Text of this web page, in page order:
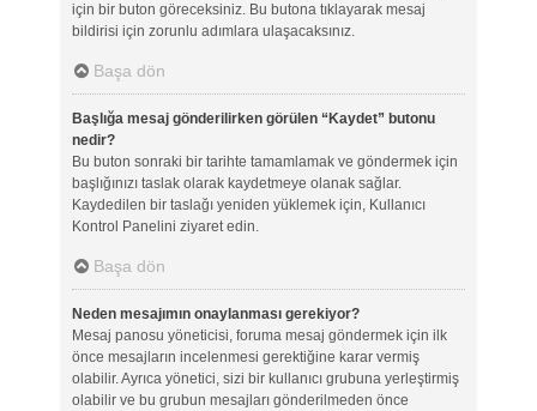
için bir buton göreceksiniz. Bu butona tıklayarak mesaj
bildirisi için zorunlu adımlara ulaşacaksınız.
Başa dön
Başlığa mesaj gönderilirken görülen “Kaydet” butonu
nedir?
Bu buton sonraki bir tarihte tamamlamak ve göndermek için
başlığınızı taslak olarak kaydetmeye olanak sağlar.
Kaydedilen bir taslağı yeniden yüklemek için, Kullanıcı
Kontrol Panelini ziyaret edin.
Başa dön
Neden mesajımın onaylanması gerekiyor?
Mesaj panosu yöneticisi, foruma mesaj göndermek için ilk
önce mesajların incelenmesi gerektiğine karar vermiş
olabilir. Ayrıca yönetici, sizi bir kullanıcı grubuna yerleştirmiş
olabilir ve bu grubun mesajları gönderilmeden önce